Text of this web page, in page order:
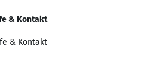
& Kontakt
& Kontakt